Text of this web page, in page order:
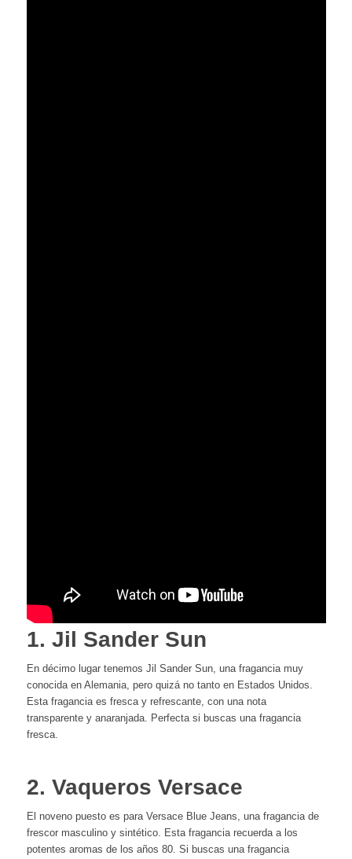
1. Jil Sander Sun
En décimo lugar tenemos Jil Sander Sun, una fragancia muy
conocida en Alemania, pero quizá no tanto en Estados Unidos.
Esta fragancia es fresca y refrescante, con una nota
transparente y anaranjada. Perfecta si buscas una fragancia
fresca.
2. Vaqueros Versace
El noveno puesto es para Versace Blue Jeans, una fragancia de
frescor masculino y sintético. Esta fragancia recuerda a los
potentes aromas de los años 80. Si buscas una fragancia